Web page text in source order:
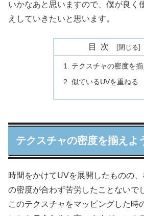
いかなあと思いますので、僕が良く
えしていきたいと思います。
目次
テクスチャの密度を揃
似ているUVを重ねる
テクスチャの密度を揃えよ
時間をかけてUVを展開したものの
の密度が合わず苦労したことないで
このテクスチャをマッピングした時